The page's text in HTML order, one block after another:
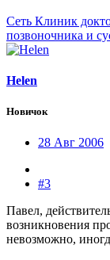
Сеть Клиник
позвоночника и
Helen
Новичок
28 Авг 2006
#3
Павел,
возникновения
невозможно,